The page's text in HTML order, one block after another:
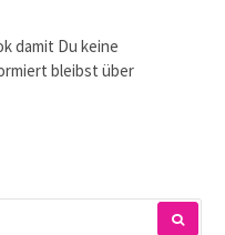
damit Du keine
bleibst über